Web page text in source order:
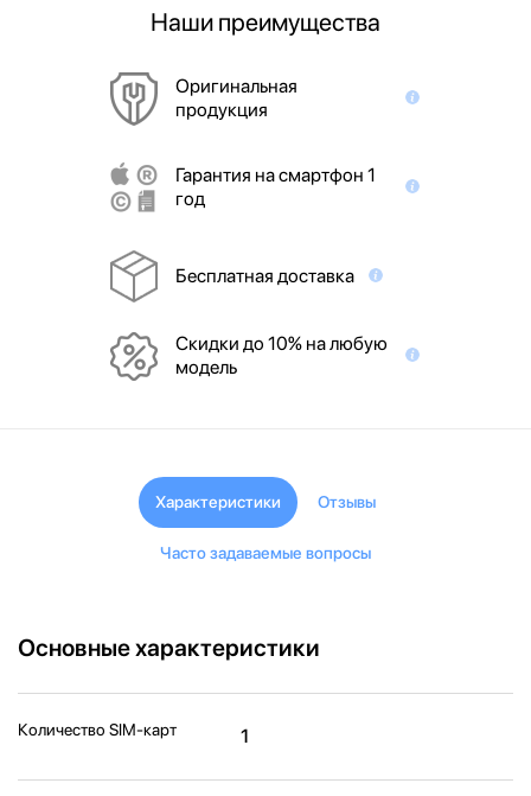
Наши преимущества
Оригинальная
продукция
Гарантия на смартфон 1
год
Бесплатная доставка
Скидки до 10% на любую
модель
Характеристики Отзывы
Часто задаваемые вопросы
Основные характеристики
Количество SIM-карт 1